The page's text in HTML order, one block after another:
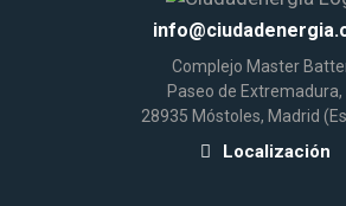
Complejo Master
Paseo de Extremadura,
28935 Móstoles, Madrid
Localización